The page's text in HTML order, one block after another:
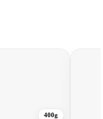
400g